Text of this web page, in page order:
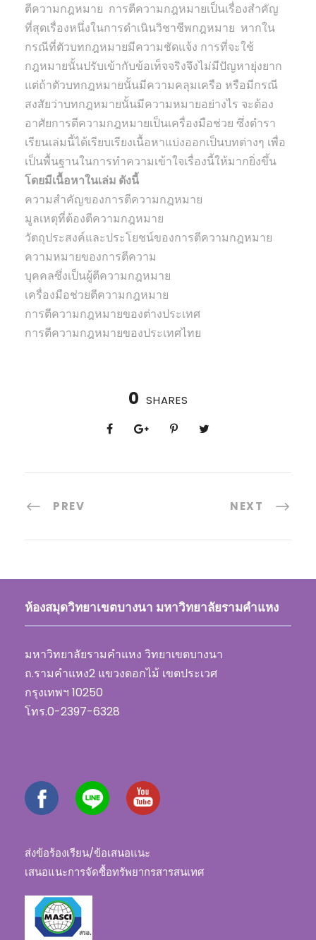
ตีความกฎหมาย การตีความกฎหมายเป็นเรื่องสำคัญ
ที่สุดเรื่องหนึ่งในการดำเนินวิชาชีพกฎหมาย หากใน
กรณีที่ตัวบทกฎหมายมีความชัดแจ้ง การที่จะใช้
กฎหมายนั้นปรับเข้ากับข้อเท็จจริงจึงไม่มีปัญหายุ่งยาก
แต่ถ้าตัวบทกฎหมายนั้นมีความคลุมเครือ หรือมีกรณี
สงสัยว่าบทกฎหมายนั้นมีความหมายอย่างไร จะต้อง
อาศัยการตีความกฎหมายเป็นเครื่องมือช่วย ซึ่งตำรา
เรียนเล่มนี้ได้เรียบเรียงเนื้อหาแบ่งออกเป็นบทต่างๆ เพื่อ
เป็นพื้นฐานในการทำความเข้าใจเรื่องนี้ให้มากยิ่งขึ้น
โดยมีเนื้อหาในเล่ม ดังนี้
ความสำคัญของการตีความกฎหมาย
มูลเหตุที่ต้องตีความกฎหมาย
วัตถุประสงค์และประโยชน์ของการตีความกฎหมาย
ความหมายของการตีความ
บุคคลซึ่งเป็นผู้ตีความกฎหมาย
เครื่องมือช่วยตีความกฎหมาย
การตีความกฎหมายของต่างประเทศ
การตีความกฎหมายของประเทศไทย
0 SHARES
PREV NEXT
ห้องสมุดวิทยาเขตบางนา มหาวิทยาลัยรามคำแหง
มหาวิทยาลัยรามคำแหง วิทยาเขตบางนา
ถ.รามคำแหง2 แขวงดอกไม้ เขตประเวศ
กรุงเทพฯ 10250
โทร.0-2397-6328
ส่งข้อร้องเรียน/ข้อเสนอแนะ
เสนอแนะการจัดซื้อทรัพยากรสารสนเทศ